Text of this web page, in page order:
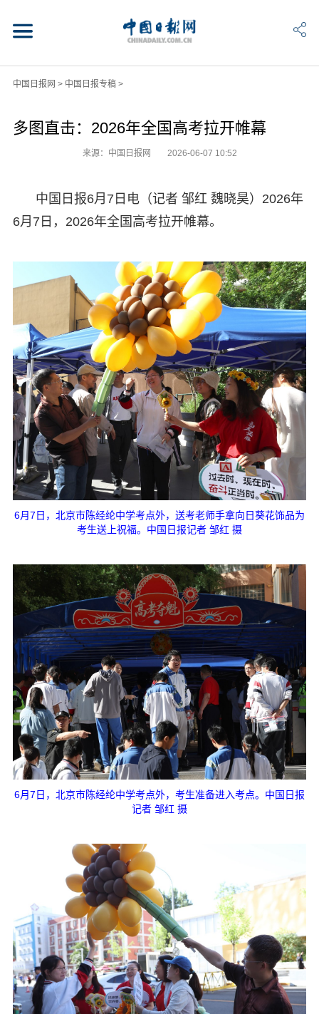
中国日报网 > 中国日报专稿>
多图直击：2026年全国高考拉开帷幕
来源：中国日报网 2026-06-07 10:52
中国日报6月7日电（记者 邹红 魏晓昊）2026年
6月7日，2026年全国高考拉开帷幕。
6月7日，北京市陈经纶中学考点外，送考老师手拿向日葵花饰品为
考生送上祝福。中国日报记者 邹红 摄
6月7日，北京市陈经纶中学考点外，考生准备进入考点。中国日报
记者 邹红 摄